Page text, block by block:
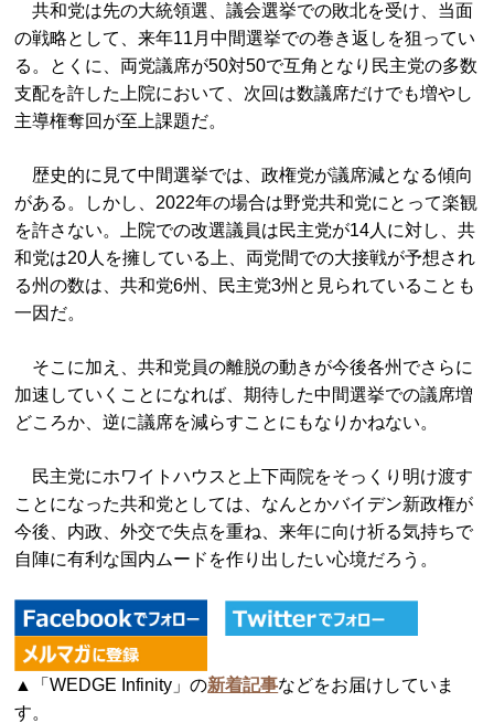
共和党は先の大統領選、議会選挙での敗北を受け、当面
の戦略として、来年11月中間選挙での巻き返しを狙ってい
る。とくに、両党議席が50対50で互角となり民主党の多数
支配を許した上院において、次回は数議席だけでも増やし
主導権奪回が至上課題だ。
歴史的に見て中間選挙では、政権党が議席減となる傾向
がある。しかし、2022年の場合は野党共和党にとって楽観
を許さない。上院での改選議員は民主党が14人に対し、共
和党は20人を擁している上、両党間での大接戦が予想され
る州の数は、共和党6州、民主党3州と見られていることも
一因だ。
そこに加え、共和党員の離脱の動きが今後各州でさらに
加速していくことになれば、期待した中間選挙での議席増
どころか、逆に議席を減らすことにもなりかねない。
民主党にホワイトハウスと上下両院をそっくり明け渡す
ことになった共和党としては、なんとかバイデン新政権が
今後、内政、外交で失点を重ね、来年に向け祈る気持ちで
自陣に有利な国内ムードを作り出したい心境だろう。
▲「WEDGE Infinity」の新着記事などをお届けしていま
す。